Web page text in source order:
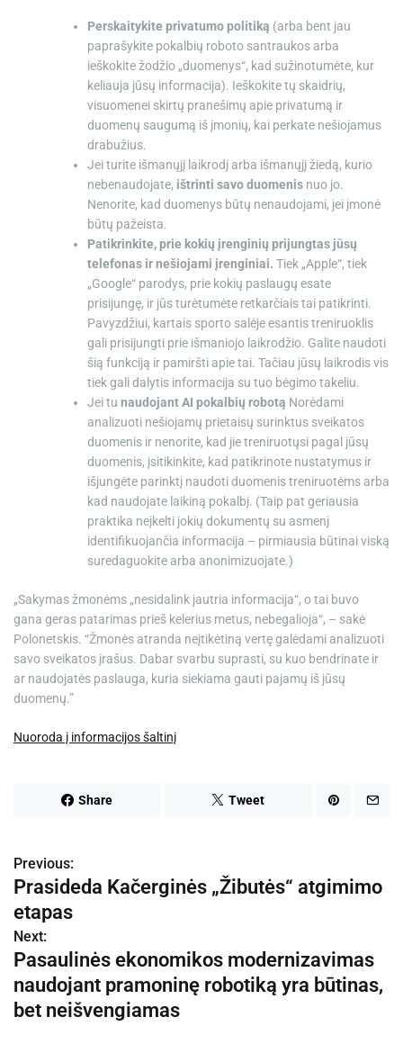
Perskaitykite privatumo politiką (arba bent jau
paprašykite pokalbių roboto santraukos arba
ieškokite žodžio „duomenys“, kad sužinotumėte, kur
keliauja jūsų informacija). Ieškokite tų skaidrių,
visuomenei skirtų pranešimų apie privatumą ir
duomenų saugumą iš įmonių, kai perkate nešiojamus
drabužius.
Jei turite išmanųjį laikrodį arba išmanųjį žiedą, kurio
nebenaudojate, ištrinti savo duomenis nuo jo.
Nenorite, kad duomenys būtų nenaudojami, jei įmonė
būtų pažeista.
Patikrinkite, prie kokių įrenginių prijungtas jūsų
telefonas ir nešiojami įrenginiai. Tiek „Apple“, tiek
„Google“ parodys, prie kokių paslaugų esate
prisijungę, ir jūs turėtumėte retkarčiais tai patikrinti.
Pavyzdžiui, kartais sporto salėje esantis treniruoklis
gali prisijungti prie išmaniojo laikrodžio. Galite naudoti
šią funkciją ir pamiršti apie tai. Tačiau jūsų laikrodis vis
tiek gali dalytis informacija su tuo bėgimo takeliu.
Jei tu naudojant AI pokalbių robotą Norėdami
analizuoti nešiojamų prietaisų surinktus sveikatos
duomenis ir nenorite, kad jie treniruotųsi pagal jūsų
duomenis, įsitikinkite, kad patikrinote nustatymus ir
išjungėte parinktį naudoti duomenis treniruotėms arba
kad naudojate laikiną pokalbį. (Taip pat geriausia
praktika neįkelti jokių dokumentų su asmenį
identifikuojančia informacija – pirmiausia būtinai viską
suredaguokite arba anonimizuojate.)
„Sakymas žmonėms „nesidalink jautria informacija“, o tai buvo
gana geras patarimas prieš kelerius metus, nebegalioja“, – sakė
Polonetskis. “Žmonės atranda neįtikėtiną vertę galėdami analizuoti
savo sveikatos įrašus. Dabar svarbu suprasti, su kuo bendrinate ir
ar naudojatės paslauga, kuria siekiama gauti pajamų iš jūsų
duomenų.”
Nuoroda į informacijos šaltinį
Share Tweet
N
a
v
i
g
Previous:
Prasideda Kačerginės „Žibutės“ atgimimo
etapas
Next:
Pasaulinės ekonomikos modernizavimas
naudojant pramoninę robotiką yra būtinas,
bet neišvengiamas